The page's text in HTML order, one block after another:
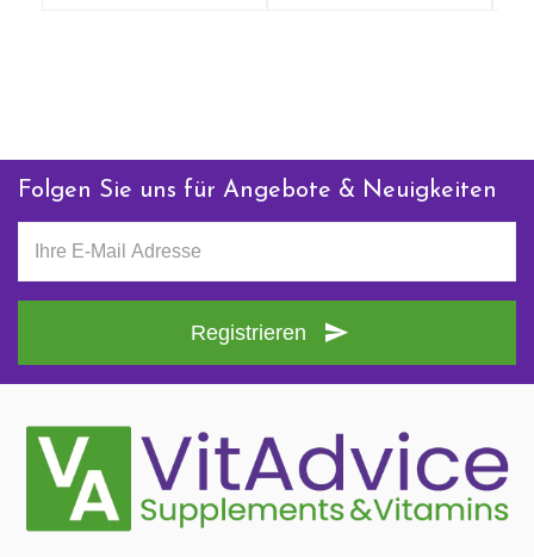
Anfrage zu diesem Produkt
Folgen Sie uns für Angebote & Neuigkeiten
Registrieren